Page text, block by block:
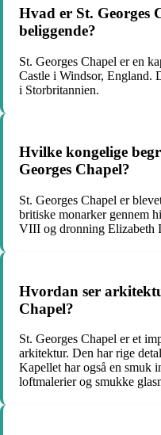
Hvad er St. Georges
beliggende?
St. Georges Chapel er en
Castle i Windsor, England.
i Storbritannien.
Hvilke kongelige
Georges Chapel?
St. Georges Chapel er
britiske monarker gennem
VIII og dronning Elizabeth
Hvordan ser
Chapel?
St. Georges Chapel er et
arkitektur. Den har rige
Kapellet har også en smuk
loftmalerier og smukke